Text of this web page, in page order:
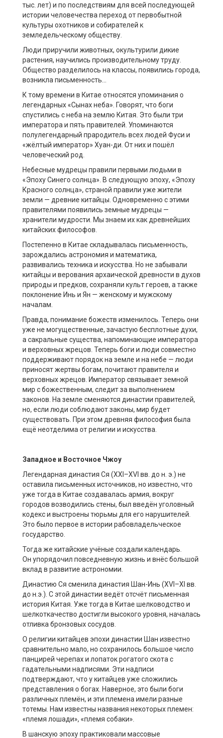
тыс. лет) и по последствиям для всей последующей
истории человечества переход от первобытной
культуры охотников и собирателей к
земледельческому обществу.
Люди приручили животных, окультурили дикие
растения, научились производительному труду.
Общество разделилось на классы, появились города,
возникла письменность…
К тому времени в Китае относятся упоминания о
легендарных «Сынах неба». Говорят, что боги
спустились с неба на землю Китая. Это были три
императора и пять правителей. Упоминаются
полулегендарный прародитель всех людей Фуси и
«жёлтый император» Хуан-ди. От них и пошёл
человеческий род.
Небесные мудрецы правили первыми людьми в
«Эпоху Синего солнца». В следующую эпоху, «Эпоху
Красного солнца», страной правили уже жители
земли — древние китайцы. Одновременно с этими
правителями появились земные мудрецы —
хранители мудрости. Мы знаем их как древнейших
китайских философов.
Постепенно в Китае складывалась письменность,
зарождались астрономия и математика,
развивались техника и искусства. Но не забывали
китайцы и верования архаической древности в духов
природы и предков, сохраняли культ героев, а также
поклонение Инь и Ян — женскому и мужскому
началам.
Правда, понимание божеств изменилось. Теперь они
уже не могущественные, зачастую бесплотные духи,
а сакральные существа, напоминающие императора
и верховных жрецов. Теперь боги и люди совместно
поддерживают порядок на земле и на небе — люди
приносят жертвы богам, почитают правителя и
верховных жрецов. Император связывает земной
мир с божественным, следит за выполнением
законов. На земле сменяются династии правителей,
но, если люди соблюдают законы, мир будет
существовать. При этом древняя философия была
ещё неотделима от религии и искусства.
Западное и Восточное Чжоу
Легендарная династия Ся (XXI–XVI вв. до н. э.) не
оставила письменных источников, но известно, что
уже тогда в Китае создавалась армия, вокруг
городов возводились стены, был введён уголовный
кодекс и выстроены тюрьмы для его нарушителей.
Это было первое в истории рабовладельческое
государство.
Тогда же китайские учёные создали календарь.
Он упорядочил повседневную жизнь и внёс большой
вклад в развитие астрономии.
Династию Ся сменила династия Шан-Инь (XVI–XI вв.
до н.э.). С этой династии ведёт отсчёт письменная
история Китая. Уже тогда в Китае шелководство и
шелкоткачество достигли высокого уровня, началась
отливка бронзовых сосудов.
О религии китайцев эпохи династии Шан известно
сравнительно мало, но сохранилось большое число
панцирей черепах и лопаток рогатого скота с
гадательными надписями. Эти надписи
подтверждают, что у китайцев уже сложились
представления о богах. Наверное, это были боги
различных племён, и эти племена имели разные
тотемы. Нам известны названия некоторых племен:
«племя лошади», «племя собаки».
В шанскую эпоху практиковали массовые